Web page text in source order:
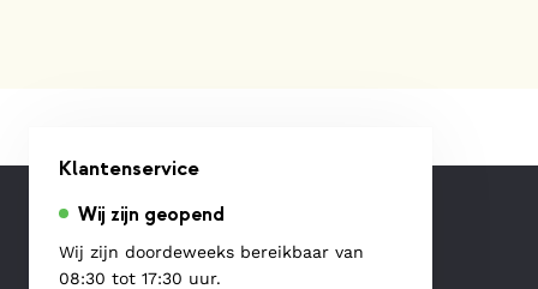
Klantenservice
Wij zijn geopend
Wij zijn doordeweeks bereikbaar van
08:30 tot 17:30 uur.